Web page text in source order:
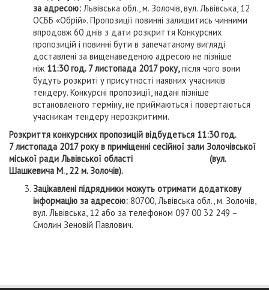
за адресою: Львівська обл., м. Золочів, вул. Львівська, 12
ОСББ «Обрій». Пропозиції повинні залишитись чинними
впродовж 60 днів з дати розкриття Конкурсних
пропозицій і повинні бути в запечатаному вигляді
доставлені за вищенаведеною адресою не пізніше
ніж 11:30год. 7листопада 2017 року,після чого вони
будуть розкриті у присутності наявних учасників
тендеру. Конкурсні пропозиції, надані пізніше
встановленого терміну, не приймаються і повертаються
учасникам тендеру нерозкритими.
Розкриття конкурсних пропозицій відбудеться 11:30 год.
7листопада 2017 року в приміщенні сесійної зали Золочівської
міської ради Львівської області (вул.
Шашкевича М., 22 м. Золочів).
Зацікавлені підрядники можуть отримати додаткову
інформацію за адресою: 80700, Львівська обл., м. Золочів,
вул. Львівська, 12 або за телефоном 097 00 32 249 –
Смолин Зеновій Павлович.